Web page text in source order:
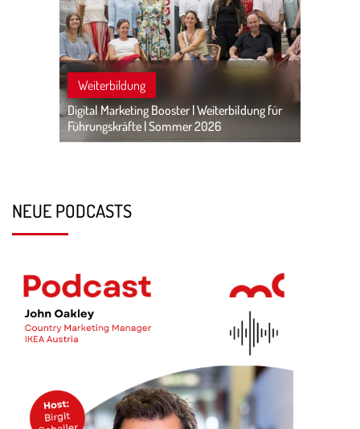
Weiterbildung
Digital Marketing Booster | Weiterbildung für
Führungskräfte | Sommer 2026
NEUE PODCASTS